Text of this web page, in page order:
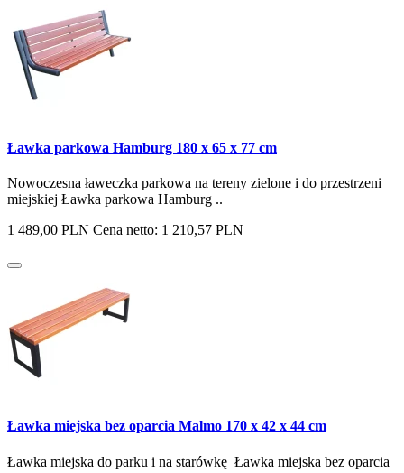
Ławka parkowa Hamburg 180 x 65 x 77 cm
Nowoczesna ławeczka parkowa na tereny zielone i do przestrzeni
miejskiej Ławka parkowa Hamburg ..
1 489,00 PLN Cena netto: 1 210,57 PLN
Ławka miejska bez oparcia Malmo 170 x 42 x 44 cm
Ławka miejska do parku i na starówkę Ławka miejska bez oparcia